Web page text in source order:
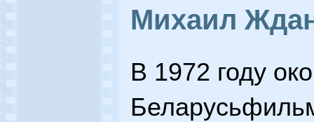
Михаил
В 1972 году